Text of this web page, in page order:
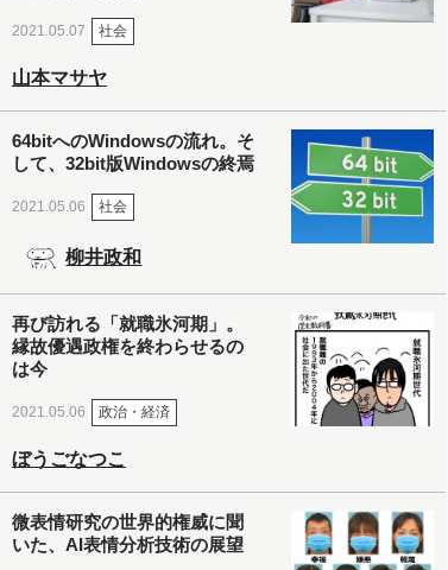
2021.05.07 社会
山本マサヤ
64bitへのWindowsの流れ。そ
して、32bit版Windowsの終焉
2021.05.06 社会
柳井政和
再び訪れる「就職氷河期」。
縁故優遇政権を終わらせるの
は今
2021.05.06 政治・経済
ぼうごなつこ
微表情研究の世界的権威に聞
いた、AI表情分析技術の展望